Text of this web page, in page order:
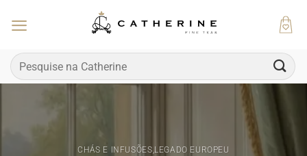
Pesquisar
por:
CHÁS E INFUSÕES,LEGADO EUROPEU